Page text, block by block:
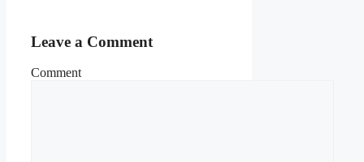
Leave a Comment
Comment